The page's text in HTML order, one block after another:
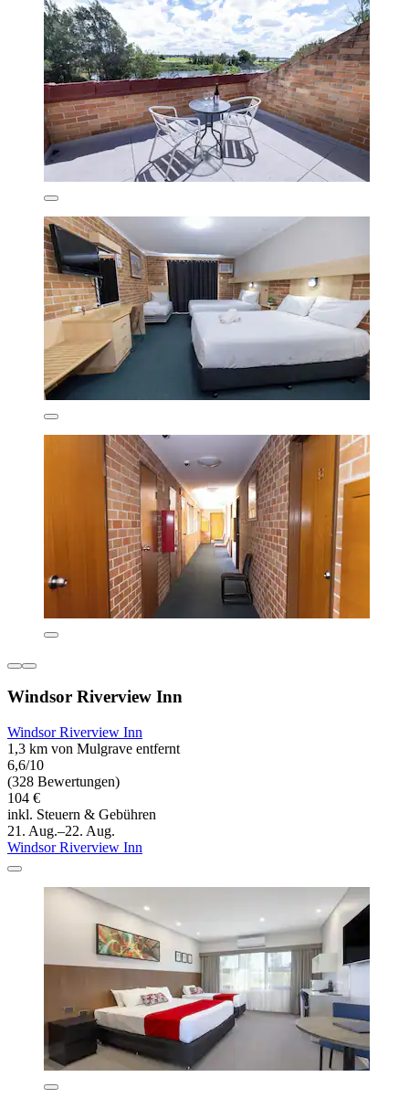
Windsor Riverview Inn
Windsor Riverview Inn
1,3 km von Mulgrave entfernt
6,6/10
(328 Bewertungen)
104 €
inkl. Steuern & Gebühren
21. Aug.–22. Aug.
Windsor Riverview Inn